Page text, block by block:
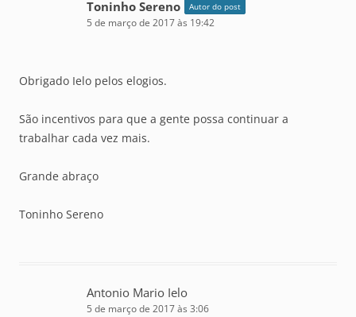
Toninho Sereno Autor do post
5 de março de 2017 às 19:42
Obrigado Ielo pelos elogios.
São incentivos para que a gente possa continuar a
trabalhar cada vez mais.
Grande abraço
Toninho Sereno
Antonio Mario Ielo
5 de março de 2017 às 3:06